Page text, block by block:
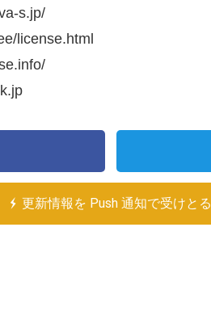
s.jp/
license.html
更新情報を Push 通知で受けとる